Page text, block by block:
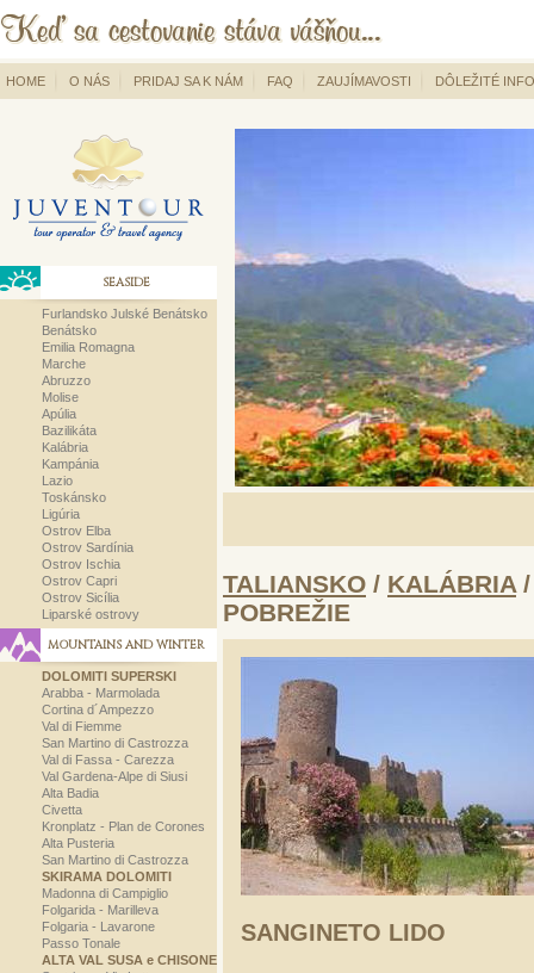
HOME O NÁS PRIDAJ SA K NÁM FAQ ZAUJÍMAVOSTI DÔLEŽITÉ
SEASIDE
Furlandsko Julské Benátsko
Benátsko
Emilia Romagna
Marche
Abruzzo
Molise
Apúlia
Bazilikáta
Kalábria
Kampánia
Lazio
Toskánsko
Ligúria
Ostrov Elba
Ostrov Sardínia
Ostrov Ischia
Ostrov Capri
Ostrov Sicília
Liparské ostrovy
MOUNTAINS AND WINTER
DOLOMITI SUPERSKI
Arabba - Marmolada
Cortina d´Ampezzo
Val di Fiemme
San Martino di Castrozza
Val di Fassa - Carezza
Val Gardena-Alpe di Siusi
Alta Badia
Civetta
Kronplatz - Plan de Corones
Alta Pusteria
San Martino di Castrozza
SKIRAMA DOLOMITI
Madonna di Campiglio
Folgarida - Marilleva
Folgaria - Lavarone
Passo Tonale
ALTA VAL SUSA e CHISONE
TALIANSKO / KALÁBRIA
POBREŽIE
SANGINETO LIDO